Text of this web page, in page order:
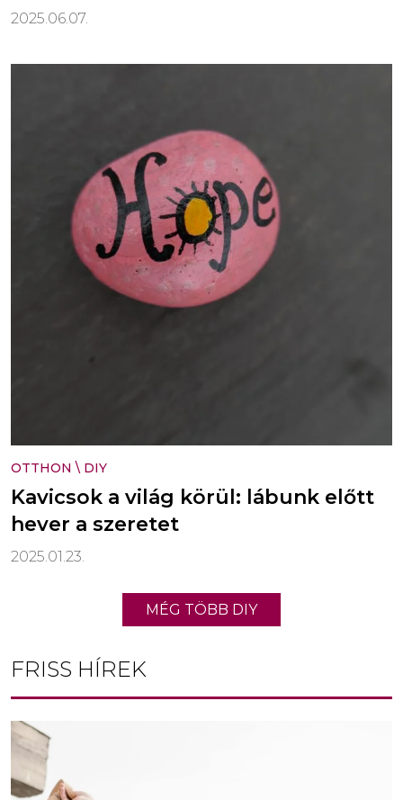
2025.06.07.
OTTHON \ DIY
Kavicsok a világ körül: lábunk előtt
hever a szeretet
2025.01.23.
MÉG TÖBB DIY
FRISS HÍREK